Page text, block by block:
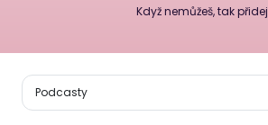
Když nemůžeš, tak přidej